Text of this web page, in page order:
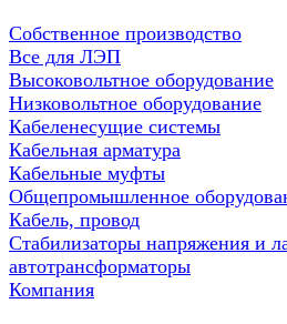
Собственное производство
Все для ЛЭП
Высоковольтное оборудование
Низковольтное оборудование
Кабеленесущие системы
Кабельная арматура
Кабельные муфты
Общепромышленное
Кабель, провод
Стабилизаторы напряжения и
автотрансформаторы
Компания